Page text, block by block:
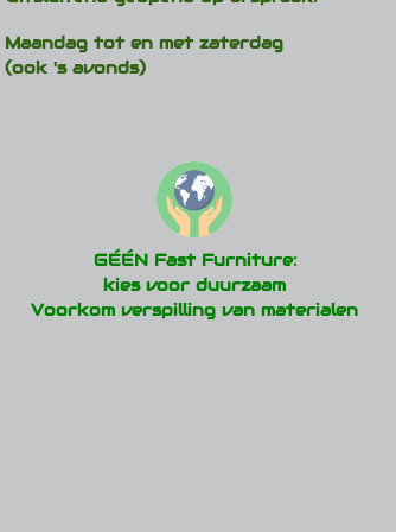
Maandag tot en met zaterdag
(ook 's avonds)
GÉÉN Fast Furniture:
kies voor duurzaam
Voorkom verspilling van materialen